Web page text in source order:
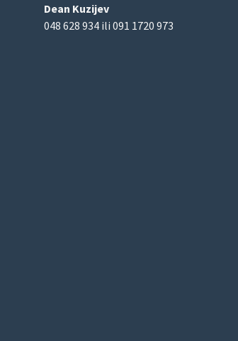
Dean Kuzijev
048 628 934 ili 091 1720 973